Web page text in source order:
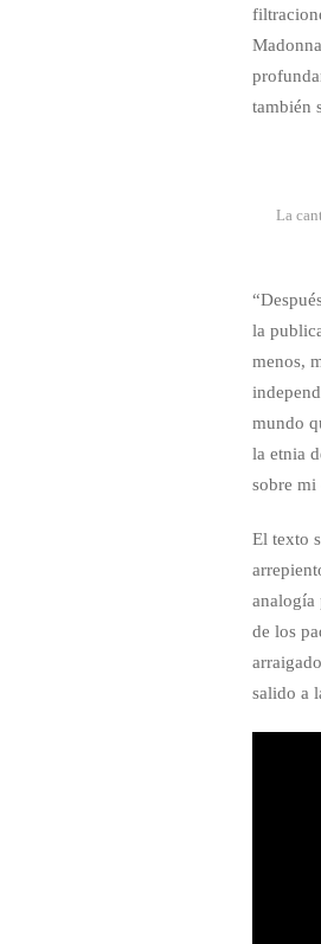
también
La
la
menos,
mundo
la etnia
sobre mi
El texto
analogía
de los
salido a